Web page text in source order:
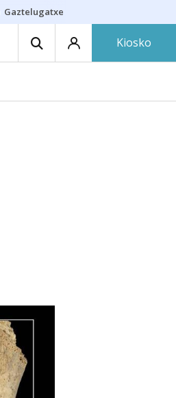
Gaztelugatxe
Kiosko